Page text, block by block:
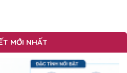
MỚI NHẤT